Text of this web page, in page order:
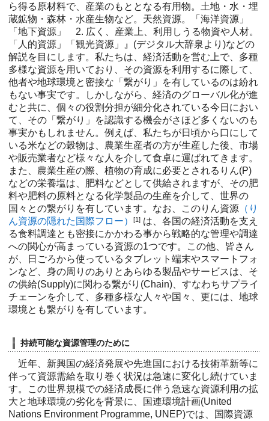
ら得る原材料で、産業のもととなる有用物。土地・水・埋
蔵鉱物・森林・水産生物など。天然資源。「海洋資源」
「地下資源」 2. 広く、産業上、利用しうる物資や人材。
「人的資源」「観光資源」』(デジタル大辞泉より)などの
解説を目にします。私たちは、経済活動を営む上で、多種
多様な資源を用いており、その資源を利用するに際して、
他者や地球環境と密接な「繋がり 」を有しているのは紛れ
もない事実です。しかしながら、経済のグローバル化が進
むと共に、個々の役割分担が細分化されている今日におい
て、その「繋がり」を認識する機会がさほど多くないのも
事実かもしれません。例えば、私たちが日頃から口にして
いる米などの穀物は、農業生産者の方が生産した後、市場
や販売業者など様々な人を介して食卓に運ばれてきます。
また、農業生産の際、植物の育成に必要とされるりん(P)
などの栄養塩は、肥料などとして供給されますが、その肥
料や肥料の原料となる化学製品の生産を介して、世界の
国々との繋がりを有しています。なお、このりん資源 （り
ん資源の隠れた国際フロー）
[1] は、各国の経済活動を支え
る食料調達とも密接にかかわる事から戦略的な管理や調達
への関心が高まっている資源の1つです。この他、皆さん
が、日ごろから使っているタブレット端末やスマートフォ
ンなど、身の周りのありとあらゆる製品やサービスは、そ
の供給(Supply)に関わる繋がり(Chain)、すなわちサプライ
チェーンを介して、多種多様な人々や国々、更には、地球
環境とも繋がり を有しています。
持続可能な資源管理のために
近年、新興国の経済発展や先進国における技術革新等に
伴って資源需給を取り巻く状況は急速に変化し続けていま
す。この世界規模での経済成長に伴う急速な資源利用の拡
大と地球環境の劣化を背景に、国連環境計画(United
Nations Environment Programme, UNEP)では、国際資源